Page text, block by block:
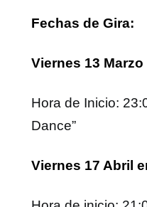
Fechas de Gira:
Viernes 13
Hora de Inicio:
Dance”
Viernes 17 Abril